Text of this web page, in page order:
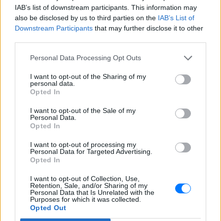
IAB’s list of downstream participants. This information may
also be disclosed by us to third parties on the IAB’s List of
Downstream Participants that may further disclose it to other
Personal Data Processing Opt Outs
I want to opt-out of the Sharing of my
personal data.
Opted In
I want to opt-out of the Sale of my
Personal Data.
Opted In
I want to opt-out of processing my
Personal Data for Targeted Advertising.
Opted In
I want to opt-out of Collection, Use,
Retention, Sale, and/or Sharing of my
Personal Data that Is Unrelated with the
Purposes for which it was collected.
Opted Out
γυναίκα και το παιδί μου, τα
έχασα όλα» ‑ Ο πόνος του
πατέρα
σκοτώθηκαν σε μετωπική σύγκρουση με
– Δράμας, κοντά στην Παλαιοκώμη.
τζάμι του οδηγού – «Μην κάνεις
Εξαιτίας των υψηλών ταχυτήτων το
λευκό όχημα έχασε τον έλεγχο και